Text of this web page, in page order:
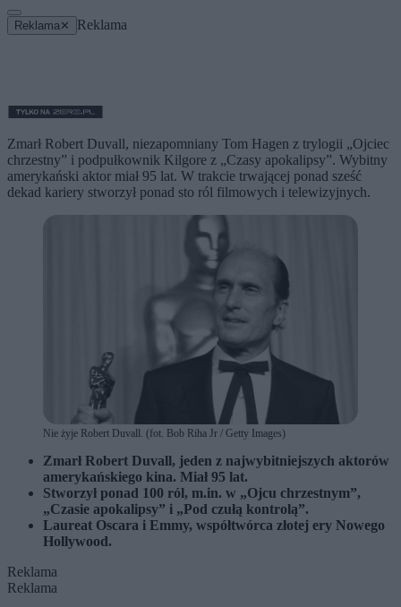
Reklama ✕ Reklama
Zmarł Robert Duvall, niezapomniany Tom Hagen z trylogii „Ojciec
chrzestny” i podpułkownik Kilgore z „Czasy apokalipsy”. Wybitny
amerykański aktor miał 95 lat. W trakcie trwającej ponad sześć
dekad kariery stworzył ponad sto ról filmowych i telewizyjnych.
Nie żyje Robert Duvall. (fot. Bob Riha Jr / Getty Images)
Zmarł Robert Duvall, jeden z najwybitniejszych aktorów
amerykańskiego kina. Miał 95 lat.
Stworzył ponad 100 ról, m.in. w „Ojcu chrzestnym”,
„Czasie apokalipsy” i „Pod czułą kontrolą”.
Laureat Oscara i Emmy, współtwórca złotej ery Nowego
Hollywood.
Reklama
Reklama